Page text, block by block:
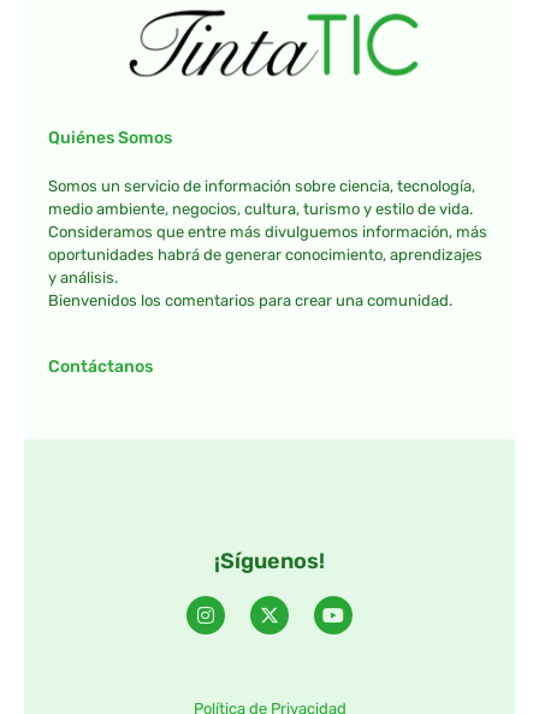
Quiénes Somos
Somos un servicio de información sobre ciencia, tecnología,
medio ambiente, negocios, cultura, turismo y estilo de vida.
Consideramos que entre más divulguemos información, más
oportunidades habrá de generar conocimiento, aprendizajes
y análisis.
Bienvenidos los comentarios para crear una comunidad.
Contáctanos
¡Síguenos!
Política de Privacidad